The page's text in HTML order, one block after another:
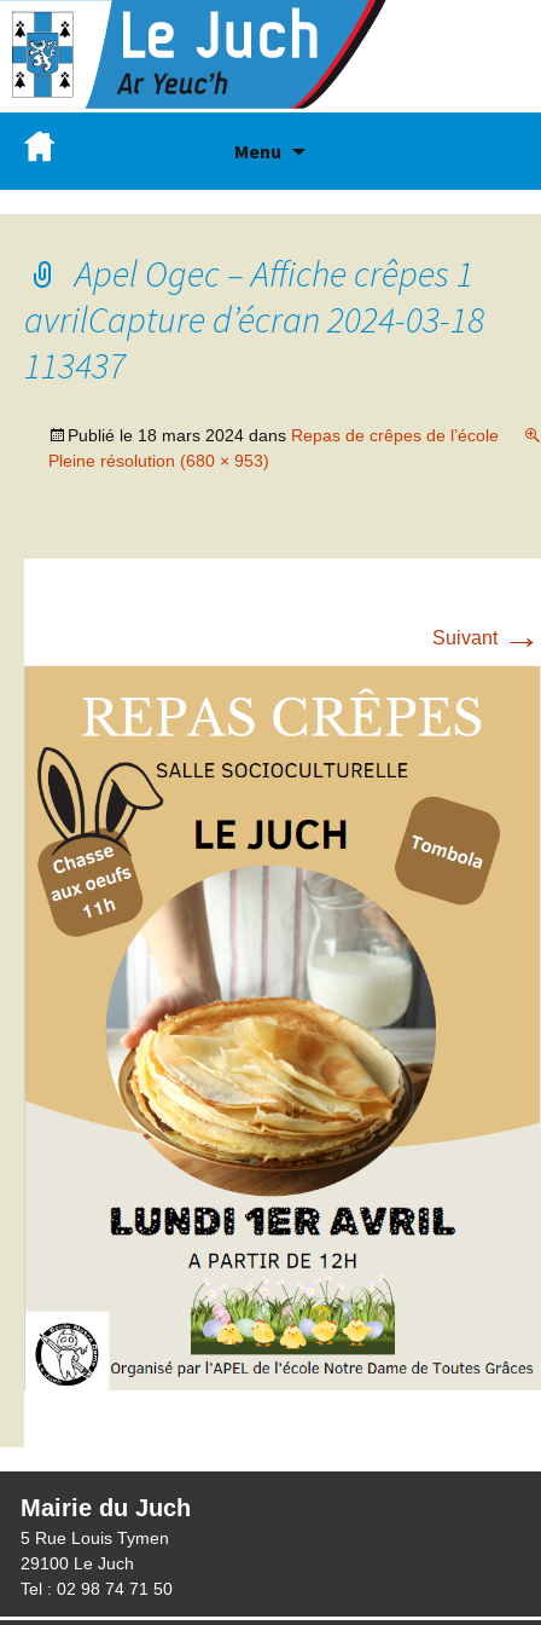
Menu
Apel Ogec – Affiche crêpes 1
avrilCapture d’écran 2024-03-18
113437
Publié le 18 mars 2024 dans Repas de crêpes de l’école
Pleine résolution (680 × 953)
Suivant →
Mairie du Juch
5 Rue Louis Tymen
29100 Le Juch
Tel : 02 98 74 71 50